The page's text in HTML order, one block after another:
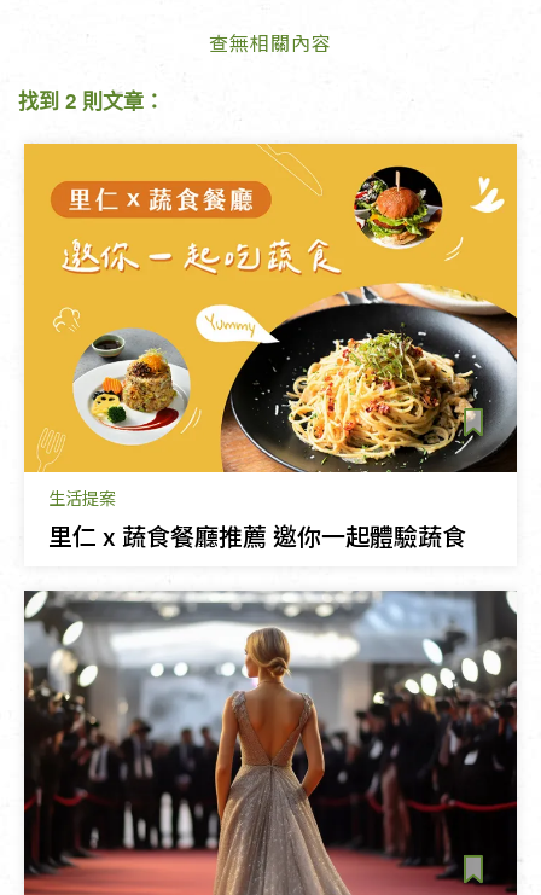
查無相關內容
找到 2 則文章：
生活提案
里仁 x 蔬食餐廳推薦 邀你一起體驗蔬食